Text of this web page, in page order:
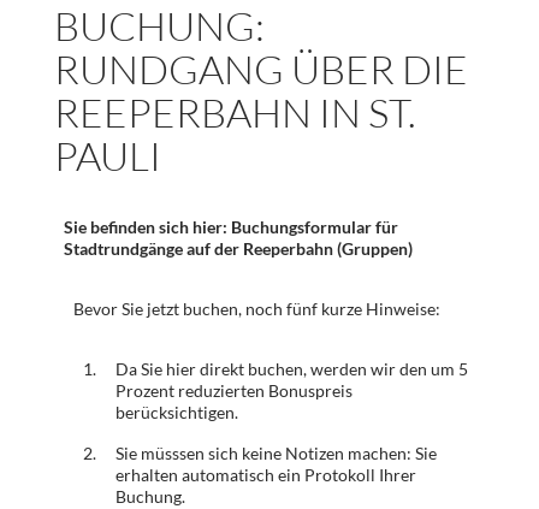
BUCHUNG:
RUNDGANG ÜBER DIE
REEPERBAHN IN ST.
PAULI
Sie befinden sich hier: Buchungsformular für
Stadtrundgänge auf der Reeperbahn (Gruppen)
Bevor Sie jetzt buchen, noch fünf kurze Hinweise:
1.
Da Sie hier direkt buchen, werden wir den um 5
Prozent reduzierten Bonuspreis
berücksichtigen.
2.
Sie müsssen sich keine Notizen machen: Sie
erhalten automatisch ein Protokoll Ihrer
Buchung.